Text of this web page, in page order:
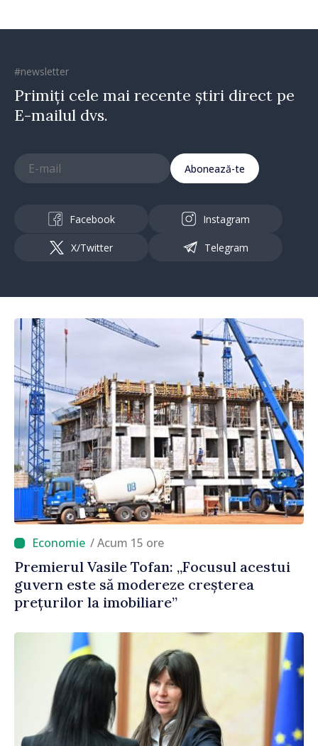
#newsletter
Primiți cele mai recente știri direct pe
E-mailul dvs.
Abonează-te
Facebook Instagram
X/Twitter Telegram
/ Acum 15 ore
Premierul Vasile Tofan: „Focusul acestui
guvern este să modereze creșterea
prețurilor la imobiliare”